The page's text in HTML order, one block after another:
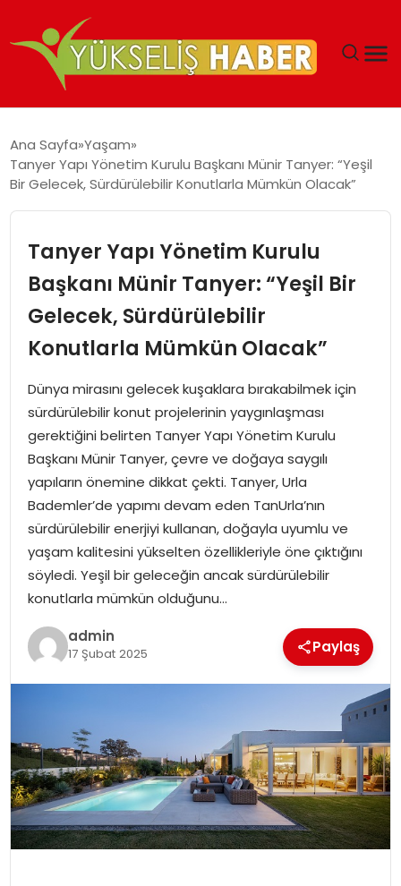
MALIYETLERINI AZALTIYOR’
Ana Sayfa Yaşam
Tanyer Yapı Yönetim Kurulu Başkanı Münir Tanyer: “Yeşil
Bir Gelecek, Sürdürülebilir Konutlarla Mümkün Olacak”
Tanyer Yapı Yönetim Kurulu
Başkanı Münir Tanyer: “Yeşil Bir
Gelecek, Sürdürülebilir
Konutlarla Mümkün Olacak”
Dünya mirasını gelecek kuşaklara bırakabilmek için
sürdürülebilir konut projelerinin yaygınlaşması
gerektiğini belirten Tanyer Yapı Yönetim Kurulu
Başkanı Münir Tanyer, çevre ve doğaya saygılı
yapıların önemine dikkat çekti. Tanyer, Urla
Bademler’de yapımı devam eden TanUrla’nın
sürdürülebilir enerjiyi kullanan, doğayla uyumlu ve
yaşam kalitesini yükselten özellikleriyle öne çıktığını
söyledi. Yeşil bir geleceğin ancak sürdürülebilir
konutlarla mümkün olduğunu…
admin
17 Şubat 2025 Paylaş